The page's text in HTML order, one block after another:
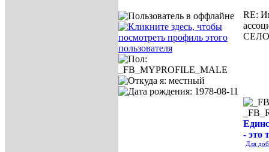
RE:
СЕЛО
- это
Для